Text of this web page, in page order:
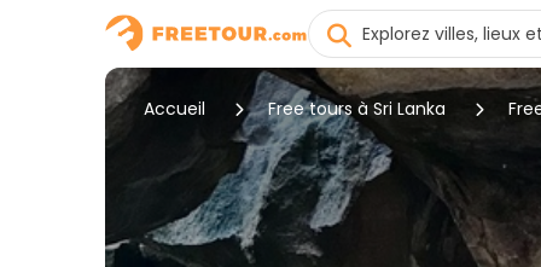
Accueil Free tours à Sri Lanka